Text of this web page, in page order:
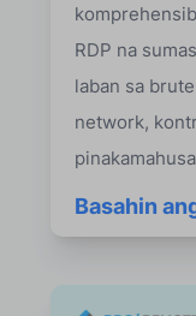
RDP na
laban sa
network,
Basahin